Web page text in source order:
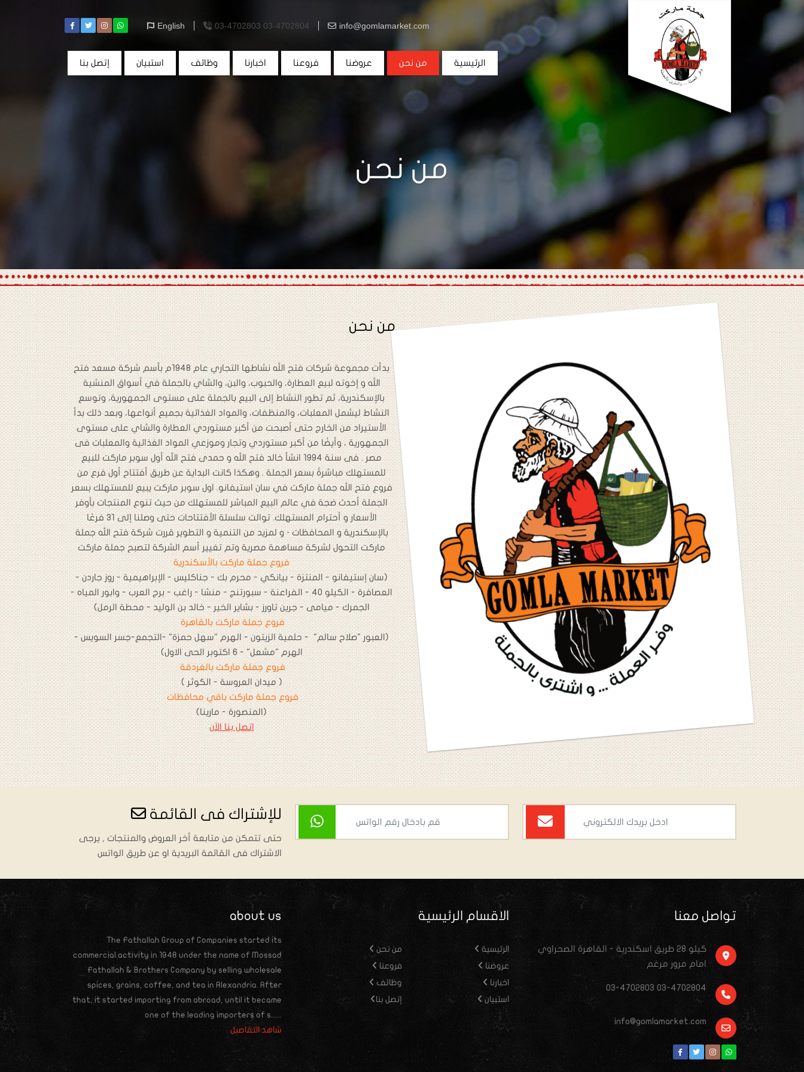
English 03-4702803 03-4702804 info@gomlamarket.com
الرئيسية من نحن عروضنا فروعنا اخبارنا وظائف استبيان إتصل بنا
من نحن
من نحن
بدأت مجموعة شركات فتح الله نشاطها التجاري عام 1948م بأسم شركة مسعد فتح
الله و إخوته لبيع العطارة، والحبوب، والبن، والشاي بالجملة في أسواق المنشية
بالإسكندرية، ثم تطور النشاط إلى البيع بالجملة على مستوى الجمهورية، وتوسع
النشاط ليشمل المعلبات، والمنظفات، والمواد الغذائية بجميع أنواعها، وبعد ذلك بدأ
الأستيراد من الخارج حتى أصبحت من أكبر مستوردي العطارة والشاي على مستوى
الجمهورية ، وأيضًا من أكبر مستوردي وتجار وموزعي المواد الغذائية والمعلبات فى
مصر . فى سنة 1994 انشأ خالد فتح الله و حمدى فتح الله أول سوبر ماركت للبيع
للمستهلك مباشرةً بسعر الجملة . وهكذا كانت البداية عن طريق أفتتاح أول فرع من
فروع فتح الله جملة ماركت في سان استيفانو. اول سوبر ماركت يبيع للمستهلك بسعر
الجملة أحدث ضجة في عالم البيع المباشر للمستهلك من حيث تنوع المنتجات بأوفر
الأسعار و أحترام المستهلك. توالت سلسلة الأفتتاحات حتى وصلنا إلى 31 فرعًا
بالإسكندرية و المحافظات · و لمزيد من التنمية و التطوير قررت شركة فتح الله جملة
ماركت التحول لشركة مساهمة مصرية وتم تغيير أسم الشركة لتصبح جملة ماركت
فروع جملة ماركت بالأسكندرية
(سان إستيفانو - المنتزة - بيانكي - محرم بك - جناكليس - الإبراهيمية - روز جاردن -
العصافرة - الكيلو 40 - الفراعنة - سبورتنج - منشا - راغب - برج العرب - وابور المياه -
الجمرك - ميامى - جرين تاورز - بشاير الخير - خالد بن الوليد - محطة الرمل)
فروع جملة ماركت بالقاهرة
(العبور "صلاح سالم" - حلمية الزيتون - الهرم "سهل حمزة" -التجمع-جسر السويس -
الهرم "مشعل" - 6 اكتوبر الحى الاول)
فروع جملة ماركت بالغردقة
( ميدان العروسة - الكوثر )
فروع جملة ماركت باقي محافظات
(المنصورة - مارينا)
اتصل بنا الآن
للإشتراك فى القائمة
حتى تتمكن من متابعة أخر العروض والمنتجات , يرجى
الاشتراك فى القائمة البريدية او عن طريق الواتس
about us
The Fathallah Group of Companies started its
commercial activity in 1948 under the name of Mossad
Fathallah & Brothers Company by selling wholesale
spices, grains, coffee, and tea in Alexandria. After
that, it started importing from abroad, until it became
one of the leading importers of s......
شاهد التفاصيل
الاقسام الرئيسية
الرئيسية
من نحن
عروضنا
فروعنا
اخبارنا
وظائف
استبيان
إتصل بنا
تواصل معنا
كيلو ٢٨ طريق اسكندرية - القاهرة الصحراوي
امام مرور مرغم
03-4702803 03-4702804
info@gomlamarket.com